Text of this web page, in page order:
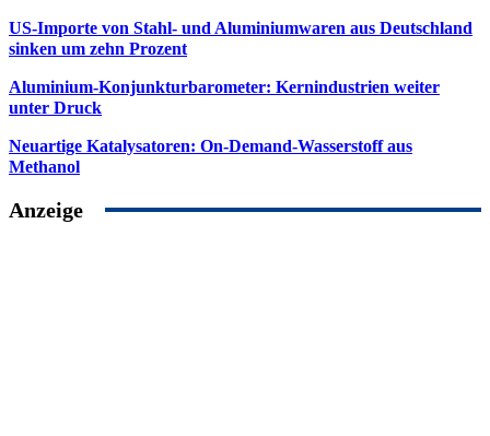
US-Importe von Stahl- und Aluminiumwaren aus Deutschland
sinken um zehn Prozent
Aluminium-Konjunkturbarometer: Kernindustrien weiter
unter Druck
Neuartige Katalysatoren: On-Demand-Wasserstoff aus
Methanol
Anzeige